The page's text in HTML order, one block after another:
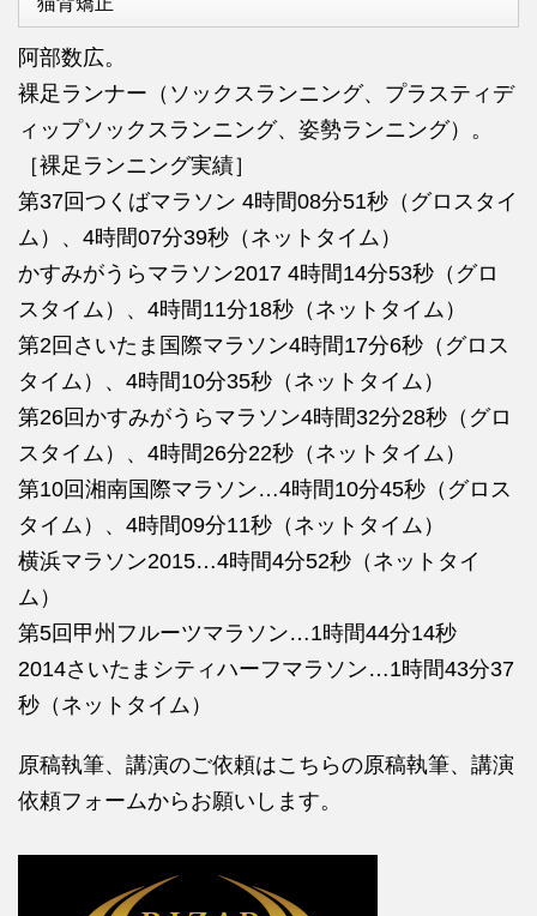
阿部数広。
裸足ランナー（ソックスランニング、プラスティデ
ィップソックスランニング、姿勢ランニング）。
［裸足ランニング実績］
第37回つくばマラソン 4時間08分51秒（グロスタイ
ム）、4時間07分39秒（ネットタイム）
かすみがうらマラソン2017 4時間14分53秒（グロ
スタイム）、4時間11分18秒（ネットタイム）
第2回さいたま国際マラソン4時間17分6秒（グロス
タイム）、4時間10分35秒（ネットタイム）
第26回かすみがうらマラソン4時間32分28秒（グロ
スタイム）、4時間26分22秒（ネットタイム）
第10回湘南国際マラソン…4時間10分45秒（グロス
タイム）、4時間09分11秒（ネットタイム）
横浜マラソン2015…4時間4分52秒（ネットタイ
ム）
第5回甲州フルーツマラソン…1時間44分14秒
2014さいたまシティハーフマラソン…1時間43分37
秒（ネットタイム）
原稿執筆、講演のご依頼はこちらの原稿執筆、講演
依頼フォームからお願いします。